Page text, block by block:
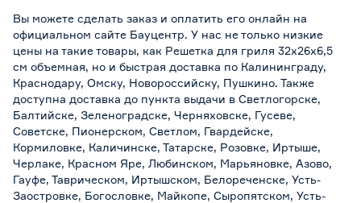
Вы можете сделать заказ и оплатить его онлайн на
официальном сайте Бауцентр. У нас не только низкие
цены на такие товары, как Решетка для гриля 32x26x6,5
см объемная, но и быстрая доставка по Калининграду,
Краснодару, Омску, Новороссийску, Пушкино. Также
доступна доставка до пункта выдачи в Светлогорске,
Балтийске, Зеленоградске, Черняховске, Гусеве,
Советске, Пионерском, Светлом, Гвардейске,
Кормиловке, Каличинске, Татарске, Розовке, Иртыше,
Черлаке, Красном Яре, Любинском, Марьяновке, Азово,
Гауфе, Таврическом, Иртышском, Белореченске, Усть-
Заостровке, Богословке, Майкопе, Сыропятском, Усть-